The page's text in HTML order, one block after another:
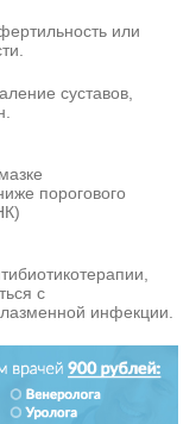
или
суставов,
порогового
с
инфекции.